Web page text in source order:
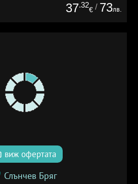
37.32
€ / 73лв.
виж офертата
Слънчев Бряг